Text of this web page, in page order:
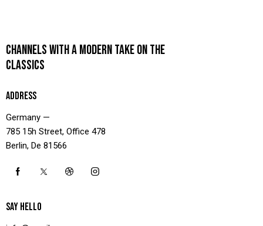
CHANNELS WITH A MODERN TAKE ON THE
CLASSICS
ADDRESS
Germany —
785 15h Street, Office 478
Berlin, De 81566
SAY HELLO